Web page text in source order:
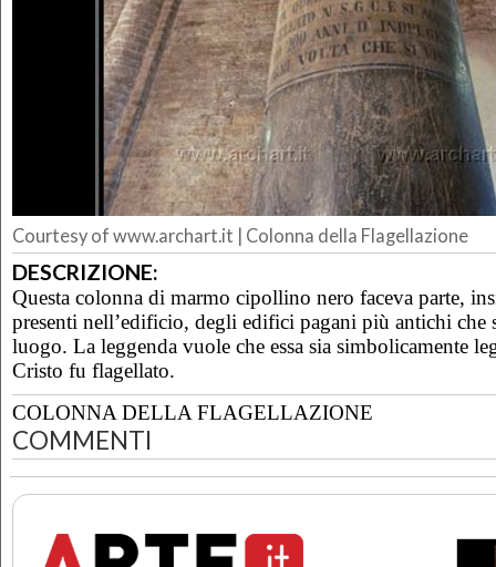
Courtesy of www.archart.it | Colonna della Flagellazione
DESCRIZIONE:
Questa colonna di marmo cipollino nero faceva parte,
presenti nell’edificio, degli edifici pagani più antichi che
luogo. La leggenda vuole che essa sia simbolicamente
Cristo fu flagellato.
COLONNA DELLA FLAGELLAZIONE
COMMENTI